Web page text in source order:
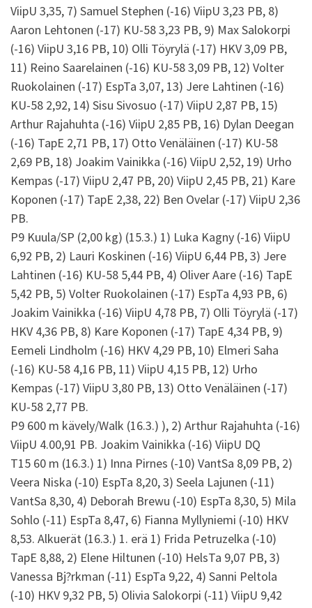
ViipU 3,35, 7) Samuel Stephen (-16) ViipU 3,23 PB, 8)
Aaron Lehtonen (-17) KU-58 3,23 PB, 9) Max Salokorpi
(-16) ViipU 3,16 PB, 10) Olli Töyrylä (-17) HKV 3,09 PB,
11) Reino Saarelainen (-16) KU-58 3,09 PB, 12) Volter
Ruokolainen (-17) EspTa 3,07, 13) Jere Lahtinen (-16)
KU-58 2,92, 14) Sisu Sivosuo (-17) ViipU 2,87 PB, 15)
Arthur Rajahuhta (-16) ViipU 2,85 PB, 16) Dylan Deegan
(-16) TapE 2,71 PB, 17) Otto Venäläinen (-17) KU-58
2,69 PB, 18) Joakim Vainikka (-16) ViipU 2,52, 19) Urho
Kempas (-17) ViipU 2,47 PB, 20) ViipU 2,45 PB, 21) Kare
Koponen (-17) TapE 2,38, 22) Ben Ovelar (-17) ViipU 2,36
PB.
P9 Kuula/SP (2,00 kg) (15.3.) 1) Luka Kagny (-16) ViipU
6,92 PB, 2) Lauri Koskinen (-16) ViipU 6,44 PB, 3) Jere
Lahtinen (-16) KU-58 5,44 PB, 4) Oliver Aare (-16) TapE
5,42 PB, 5) Volter Ruokolainen (-17) EspTa 4,93 PB, 6)
Joakim Vainikka (-16) ViipU 4,78 PB, 7) Olli Töyrylä (-17)
HKV 4,36 PB, 8) Kare Koponen (-17) TapE 4,34 PB, 9)
Eemeli Lindholm (-16) HKV 4,29 PB, 10) Elmeri Saha
(-16) KU-58 4,16 PB, 11) ViipU 4,15 PB, 12) Urho
Kempas (-17) ViipU 3,80 PB, 13) Otto Venäläinen (-17)
KU-58 2,77 PB.
P9 600 m kävely/Walk (16.3.) ), 2) Arthur Rajahuhta (-16)
ViipU 4.00,91 PB. Joakim Vainikka (-16) ViipU DQ
T15 60 m (16.3.) 1) Inna Pirnes (-10) VantSa 8,09 PB, 2)
Veera Niska (-10) EspTa 8,20, 3) Seela Lajunen (-11)
VantSa 8,30, 4) Deborah Brewu (-10) EspTa 8,30, 5) Mila
Sohlo (-11) EspTa 8,47, 6) Fianna Myllyniemi (-10) HKV
8,53. Alkuerät (16.3.) 1. erä 1) Frida Petruzelka (-10)
TapE 8,88, 2) Elene Hiltunen (-10) HelsTa 9,07 PB, 3)
Vanessa Bj?rkman (-11) EspTa 9,22, 4) Sanni Peltola
(-10) HKV 9,32 PB, 5) Olivia Salokorpi (-11) ViipU 9,42